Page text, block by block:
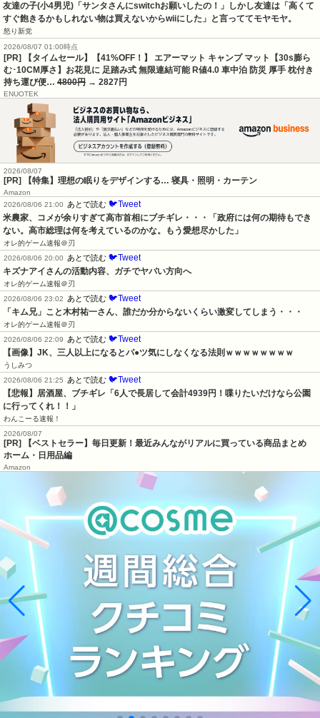
友達の子(小4男児)「サンタさんにswitchお願いしたの！」しかし友達は「高くて
すぐ飽きるかもしれない物は買えないからwiiにした」と言っててモヤモヤ。
怒り新党
2026/08/07 01:00時点
[PR] 【タイムセール】【41%OFF！】 エアーマット キャンプ マット【30s膨ら
む･10CM厚さ】お花見に 足踏み式 無限連結可能 R値4.0 車中泊 防災 厚手 枕付き
持ち運び便… 4800円 → 2827円
ENUOTEK
2026/08/07
[PR] 【特集】理想の眠りをデザインする… 寝具・照明・カーテン
Amazon
2026/08/06 21:00
あとで読む 🐦Tweet
米農家、コメが余りすぎて高市首相にブチギレ・・・「政府には何の期待もでき
ない。高市総理は何を考えているのかな。もう愛想尽かした」
オレ的ゲーム速報＠刃
2026/08/06 20:00
あとで読む 🐦Tweet
キズナアイさんの活動内容、ガチでヤバい方向へ
オレ的ゲーム速報＠刃
2026/08/06 23:02
あとで読む 🐦Tweet
「キム兄」こと木村祐一さん、誰だか分からないくらい激変してしまう・・・
オレ的ゲーム速報＠刃
2026/08/06 22:09
あとで読む 🐦Tweet
【画像】JK、三人以上になるとパ●ツ気にしなくなる法則ｗｗｗｗｗｗｗｗ
うしみつ
2026/08/06 21:25
あとで読む 🐦Tweet
【悲報】居酒屋、ブチギレ「6人で長居して会計4939円！喋りたいだけなら公園
に行ってくれ！！」
わんこーる速報！
2026/08/07
[PR] 【ベストセラー】毎日更新！最近みんながリアルに買っている商品まとめ
ホーム・日用品編
Amazon